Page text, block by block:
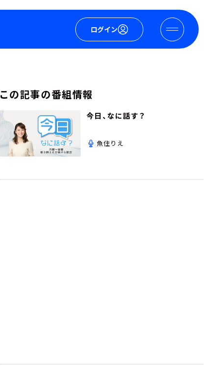
ログイン
この記事の番組情報
今日、なに話す？
魚住りえ